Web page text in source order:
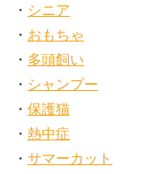
シニア
おもちゃ
多頭飼い
シャンプー
保護猫
熱中症
サマーカット